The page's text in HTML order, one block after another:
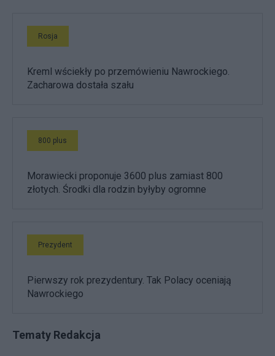
Rosja
Kreml wściekły po przemówieniu Nawrockiego.
Zacharowa dostała szału
800 plus
Morawiecki proponuje 3600 plus zamiast 800
złotych. Środki dla rodzin byłyby ogromne
Prezydent
Pierwszy rok prezydentury. Tak Polacy oceniają
Nawrockiego
Tematy Redakcja